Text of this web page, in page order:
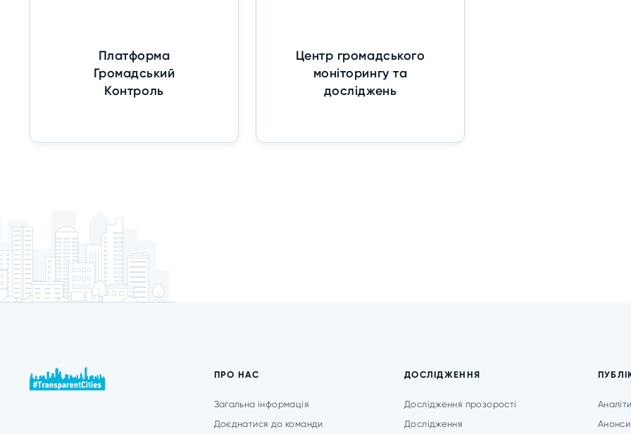
Платформа
Громадський
Контроль
Центр громадського
моніторингу та
досліджень
ПРО НАС
Загальна інформація
Доєднатися до команди
ДОСЛІДЖЕННЯ
Дослідження прозорості
Дослідження
Анонси